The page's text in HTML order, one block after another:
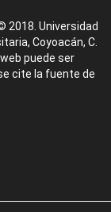
2018. Universidad
Coyoacán, C.
puede ser
cite la fuente de